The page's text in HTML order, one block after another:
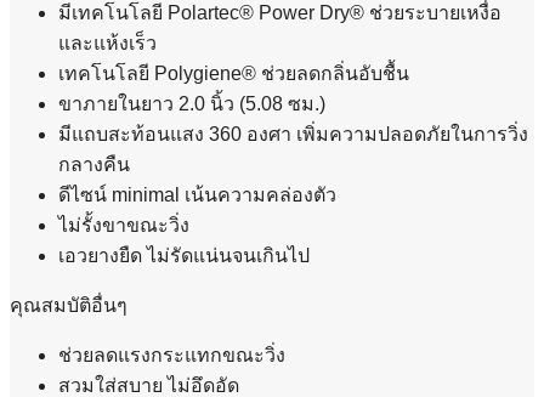
มีเทคโนโลยี Polartec® Power Dry® ช่วยระบายเหงื่อ
และแห้งเร็ว
เทคโนโลยี Polygiene® ช่วยลดกลิ่นอับชื้น
ขาภายในยาว 2.0 นิ้ว (5.08 ซม.)
มีแถบสะท้อนแสง 360 องศา เพิ่มความปลอดภัยในการวิ่ง
กลางคืน
ดีไซน์ minimal เน้นความคล่องตัว
ไม่รั้งขาขณะวิ่ง
เอวยางยืด ไม่รัดแน่นจนเกินไป
คุณสมบัติอื่นๆ
ช่วยลดแรงกระแทกขณะวิ่ง
สวมใส่สบาย ไม่อึดอัด